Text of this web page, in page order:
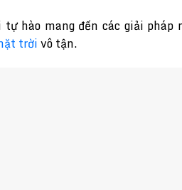
tự hào mang đến các giải
trờivô tận.